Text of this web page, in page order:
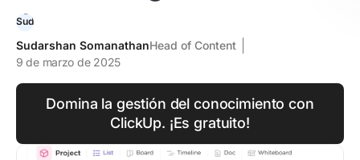
Sudarshan SomanathanHead of Content
9 de marzo de 2025
Domina la gestión del conocimiento con
ClickUp. ¡Es gratuito!